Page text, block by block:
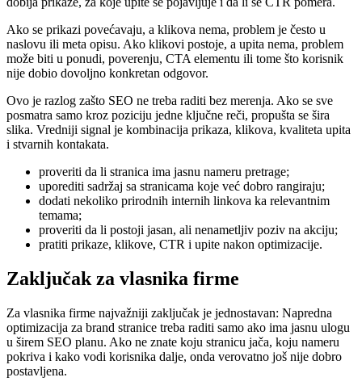
Ako se prikazi povećavaju, a klikova nema, problem je često u
naslovu ili meta opisu. Ako klikovi postoje, a upita nema, problem
može biti u ponudi, poverenju, CTA elementu ili tome što korisnik
nije dobio dovoljno konkretan odgovor.
Ovo je razlog zašto SEO ne treba raditi bez merenja. Ako se sve
posmatra samo kroz poziciju jedne ključne reči, propušta se šira
slika. Vredniji signal je kombinacija prikaza, klikova, kvaliteta upita
i stvarnih kontakata.
proveriti da li stranica ima jasnu nameru pretrage;
uporediti sadržaj sa stranicama koje već dobro rangiraju;
dodati nekoliko prirodnih internih linkova ka relevantnim
temama;
proveriti da li postoji jasan, ali nenametljiv poziv na akciju;
pratiti prikaze, klikove, CTR i upite nakon optimizacije.
Zaključak za vlasnika firme
Za vlasnika firme najvažniji zaključak je jednostavan: Napredna
optimizacija za brand stranice treba raditi samo ako ima jasnu ulogu
u širem SEO planu. Ako ne znate koju stranicu jača, koju nameru
pokriva i kako vodi korisnika dalje, onda verovatno još nije dobro
postavljena.